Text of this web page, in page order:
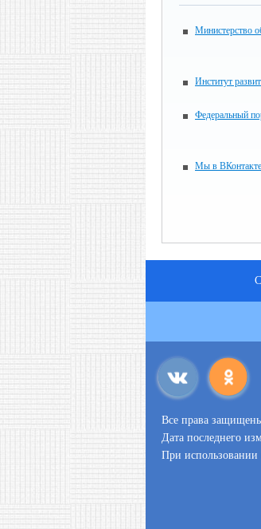
Министерство
Институт
Федеральный
Мы в ВКонтакте
Все права
Дата последнего
При использовании